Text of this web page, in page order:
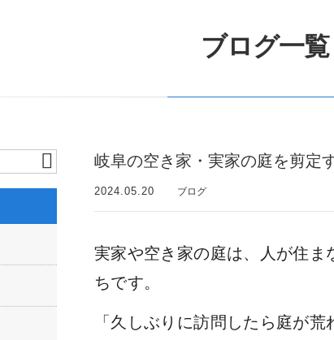
ブログ一覧
岐阜の空き家・実家の庭を剪定
2024.05.20 ブログ
実家や空き家の庭は、人が住
ちです。
「久しぶりに訪問したら庭が